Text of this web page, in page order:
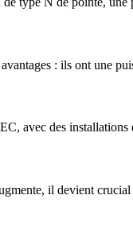
: ils ont une
avec des
il devient